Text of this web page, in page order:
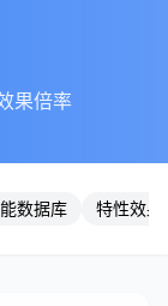
果倍率
数据库 特性效果